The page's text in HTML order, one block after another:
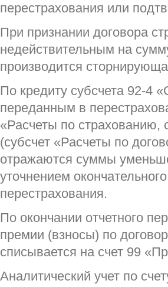
перестрахования или
При признании договора
недействительным на
производится
По кредиту субсчета 92-4
переданным в
«Расчеты по страхованию,
(субсчет «Расчеты по
отражаются суммы
уточнением
перестрахования.
По окончании отчетного
премии (взносы) по
списывается на счет 99
Аналитический учет по